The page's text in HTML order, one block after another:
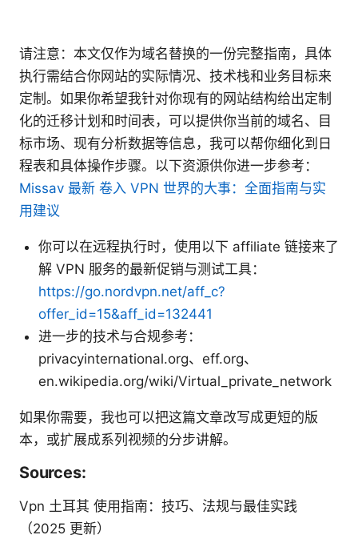
请注意：本文仅作为域名替换的一份完整指南，具体
执行需结合你网站的实际情况、技术栈和业务目标来
定制。如果你希望我针对你现有的网站结构给出定制
化的迁移计划和时间表，可以提供你当前的域名、目
标市场、现有分析数据等信息，我可以帮你细化到日
程表和具体操作步骤。以下资源供你进一步参考：
Missav 最新 卷入 VPN 世界的大事：全面指南与实
用建议
你可以在远程执行时，使用以下 affiliate 链接来了
解 VPN 服务的最新促销与测试工具：
https://go.nordvpn.net/aff_c?
offer_id=15&aff_id=132441
进一步的技术与合规参考：
privacyinternational.org、eff.org、
en.wikipedia.org/wiki/Virtual_private_network
如果你需要，我也可以把这篇文章改写成更短的版
本，或扩展成系列视频的分步讲解。
Sources:
Vpn 土耳其 使用指南：技巧、法规与最佳实践
（2025 更新）